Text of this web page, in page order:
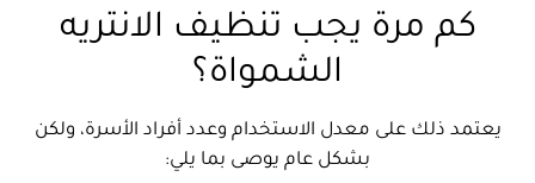
كم مرة يجب تنظيف الانتريه
الشمواة؟
يعتمد ذلك على معدل الاستخدام وعدد أفراد الأسرة، ولكن
بشكل عام يوصى بما يلي: